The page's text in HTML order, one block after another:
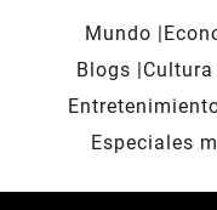
Mundo
Blogs
Cultura
Especiales